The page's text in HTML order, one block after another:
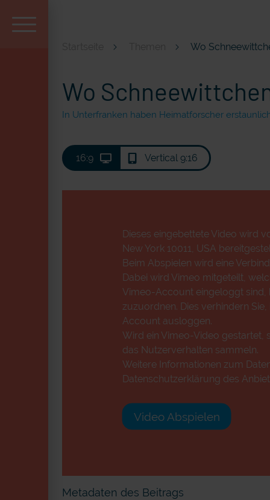
Wo
Wo
In Unterfranken haben Heimatforscher
16:9 Vertical 9:16
Dieses eingebettete Video wird
New York 10011, USA
Beim Abspielen wird eine
Dabei wird Vimeo mitgeteilt,
Vimeo-Account eingeloggt sind,
zuzuordnen. Dies verhindern
Account ausloggen.
Wird ein Vimeo-Video gestartet,
das Nutzerverhalten sammeln.
Weitere Informationen zum
Datenschutzerklärung des
Video Abspielen
Metadaten des Beitrags